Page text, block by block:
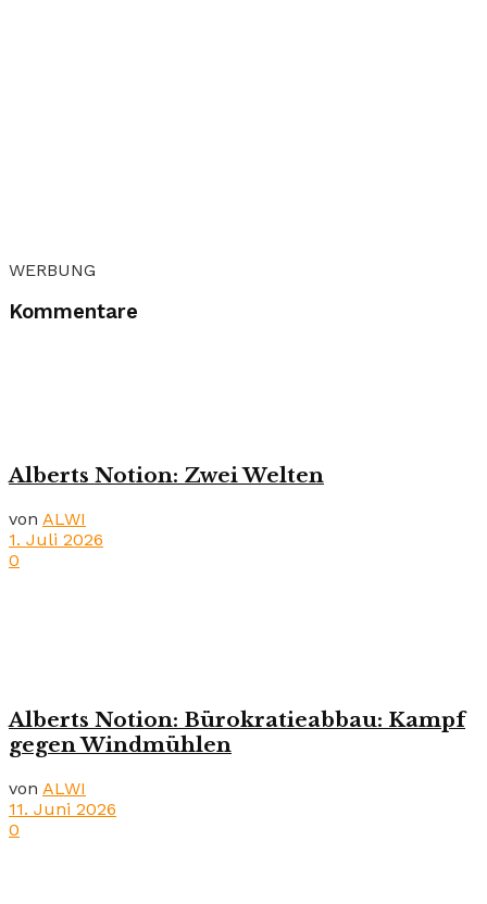
WERBUNG
Kommentare
Alberts Notion: Zwei Welten
von ALWI
1. Juli 2026
0
Alberts Notion: Bürokratieabbau: Kampf
gegen Windmühlen
von ALWI
11. Juni 2026
0